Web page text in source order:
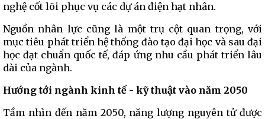
nghệ cốt lõi phục vụ các dự án điện hạt nhân.
Nguồn nhân lực cũng là một trụ cột quan trọng, với
mục tiêu phát triển hệ thống đào tạo đại học và sau đại
học đạt chuẩn quốc tế, đáp ứng nhu cầu phát triển lâu
dài của ngành.
Hướng tới ngành kinh tế - kỹ thuật vào năm 2050
Tầm nhìn đến năm 2050, năng lượng nguyên tử được